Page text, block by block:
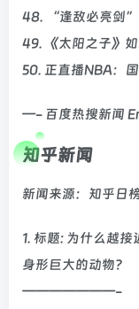
48. “逢敌必亮剑”
49. 《太阳之子》
50. 正直播NBA：
—- 百度热搜新闻
知乎新闻
新闻来源：知乎日
1. 标题: 为什么越
身形巨大的动物？
———————-